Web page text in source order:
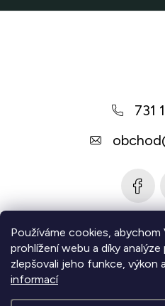
Používáme cookies, abychom
prohlížení webu a díky
zlepšovali jeho funkce, výkon
informací
731
obchod
Informace pro vás
Zjistěte více